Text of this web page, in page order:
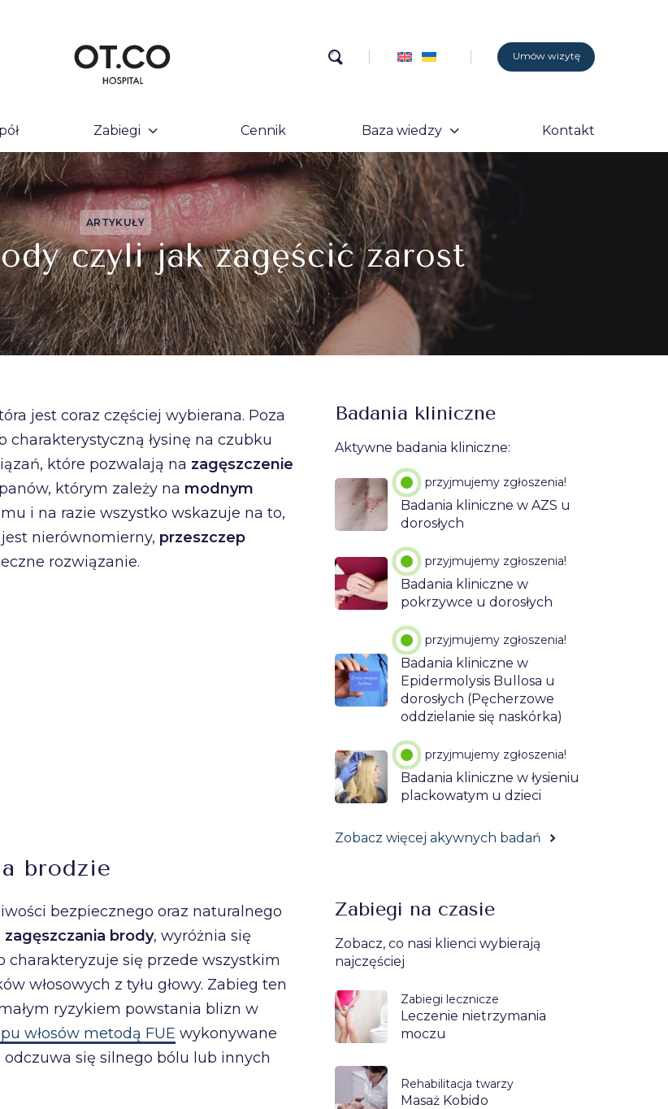
Umów wizytę
Zabiegi Cennik Baza wiedzy Kontakt
ARTYKUŁY
czyli jak zagęścić zarost
jest coraz częściej wybierana. Poza
charakterystyczną łysinę na czubku
które pozwalają na zagęszczenie
którym zależy na modnym
i na razie wszystko wskazuje na to,
nierównomierny, przeszczep
rozwiązanie.
brodzie
bezpiecznego oraz naturalnego
zagęszczania brody, wyróżnia się
charakteryzuje się przede wszystkim
włosowych z tyłu głowy. Zabieg ten
ryzykiem powstania blizn w
włosów metodą FUE wykonywane
się silnego bólu lub innych
Badania kliniczne
Aktywne badania kliniczne:
przyjmujemy zgłoszenia!
Badania kliniczne w AZS u
dorosłych
przyjmujemy zgłoszenia!
Badania kliniczne w
pokrzywce u dorosłych
przyjmujemy zgłoszenia!
Badania kliniczne w
Epidermolysis Bullosa u
dorosłych (Pęcherzowe
oddzielanie się naskórka)
przyjmujemy zgłoszenia!
Badania kliniczne w łysieniu
plackowatym u dzieci
Zobacz więcej akywnych badań
Zabiegi na czasie
Zobacz, co nasi klienci wybierają
najczęściej
Zabiegi lecznicze
Leczenie nietrzymania
moczu
Rehabilitacja twarzy
Masaż Kobido